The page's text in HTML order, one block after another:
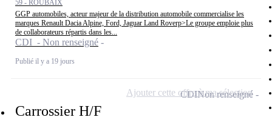
59 - ROUBAIX
GGP automobiles, acteur majeur de la distribution automobile commercialise les
marques Renault Dacia Alpine, Ford, Jaguar Land Roverp>Le groupe emploie plus
de collaborateurs répartis dans les...
CDI - Non renseigné
Publié il y a 19 jours
Carrossier H/F
CDINon renseigné
Ajouter cette offre à ma sélection